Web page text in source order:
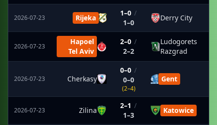
2026-07-23 Rijeka
1–0 /
1–0
Derry City
2026-07-23
Hapoel
Tel Aviv
2–0 /
2–2
Ludogorets
Razgrad
2026-07-23 Cherkasy
0–0 /
0–0
(2–4)
Gent
2026-07-23 Zilina
2–1 /
1–3
Katowice